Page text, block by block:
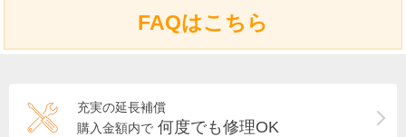
FAQはこちら
充実の延長補償
購入金額内で 何度でも修理OK